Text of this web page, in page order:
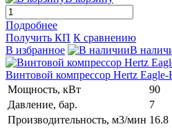
Подробнее
Получить КП К сравнению
В избранное
В
Винтовой компрессор Hertz
Мощность, кВт
90
Давление, бар.
7
Производительность, м3/мин 16.8